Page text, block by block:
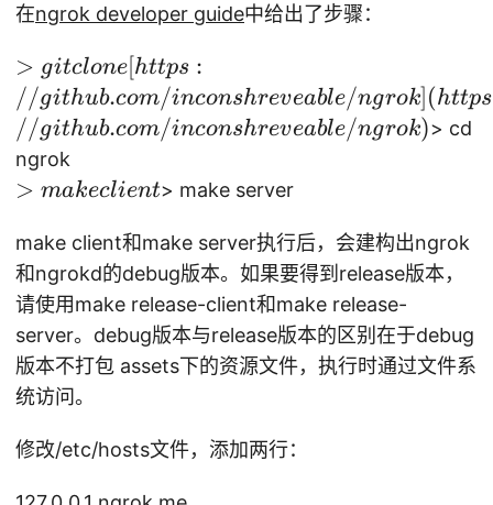
在ngrok developer guide中给出了步骤：
>
gi
t
cl
o
e
[h
tt
p
s:
/
/
gi
t
h
> gitclone[https :
//github.com/inconshreveable/ngrok](https
//github.com/inconshreveable/ngrok)> cd
ngrok
>
a
k
e
cl
ie
n
> makeclient> make server
make client和make server执行后，会建构出ngrok
和ngrokd的debug版本。如果要得到release版本，
请使用make release-client和make release-
server。debug版本与release版本的区别在于debug
版本不打包 assets下的资源文件，执行时通过文件系
统访问。
修改/etc/hosts文件，添加两行：